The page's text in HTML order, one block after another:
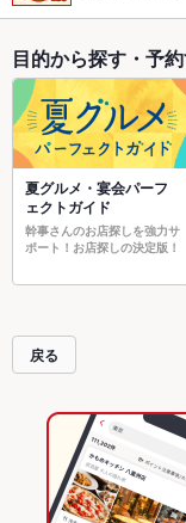
目的から探す・予
夏グルメ・宴会パーフ
ェクトガイド
幹事さんのお店探しを強力サ
ポート！お店探しの決定版！
戻る